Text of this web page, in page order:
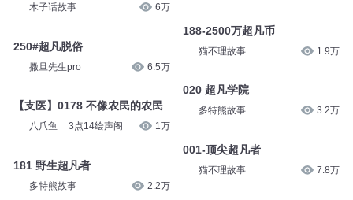
木子话故事 6万
250#超凡脱俗
撒旦先生pro 6.5万
【支医】0178 不像农民的农民
八爪鱼__3点14绘声阁 1万
181 野生超凡者
多特熊故事 2.2万
188-2500万超凡币
猫不理故事 1.9万
020 超凡学院
多特熊故事 3.2万
001-顶尖超凡者
猫不理故事 7.8万